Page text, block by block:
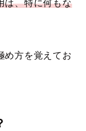
は、特に何もな
め方を覚えてお